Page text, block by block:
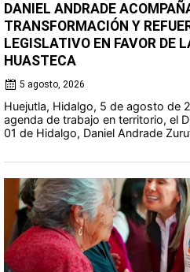
DANIEL ANDRADE
TRANSFORMACIÓN Y
LEGISLATIVO EN FAVOR DE
HUASTECA
5 agosto, 2026
Huejutla, Hidalgo, 5 de agosto de
agenda de trabajo en territorio, el
01 de Hidalgo, Daniel Andrade